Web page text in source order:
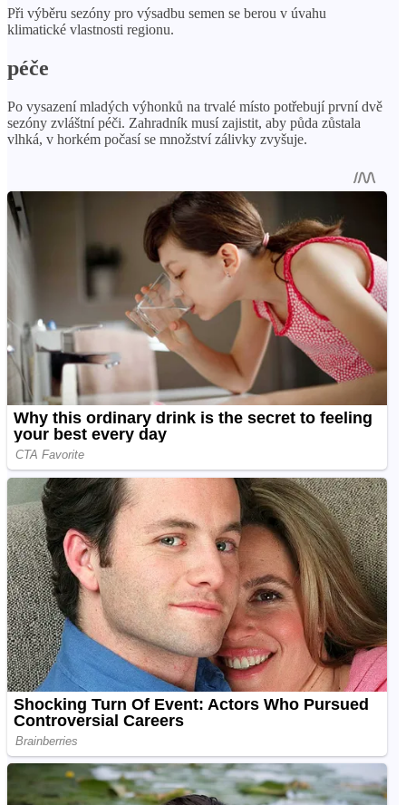
Při výběru sezóny pro výsadbu semen se berou v úvahu
klimatické vlastnosti regionu.
péče
Po vysazení mladých výhonků na trvalé místo potřebují první dvě
sezóny zvláštní péči. Zahradník musí zajistit, aby půda zůstala
vlhká, v horkém počasí se množství zálivky zvyšuje.